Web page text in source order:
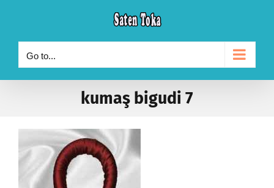
content
Go to...
kumaş bigudi 7